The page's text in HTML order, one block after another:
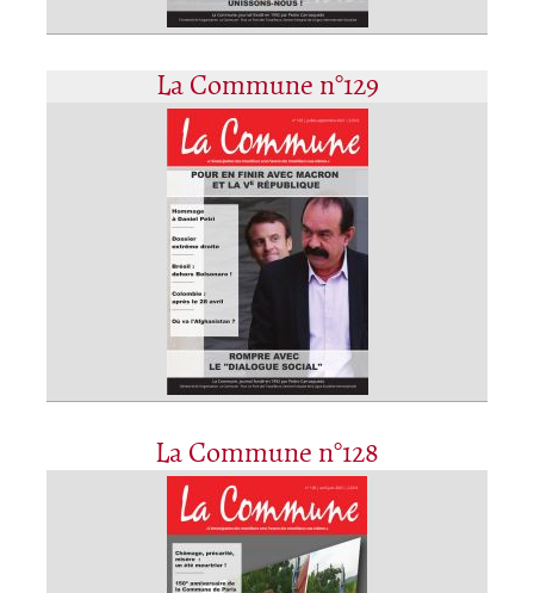
La Commune n°129
La Commune n°128